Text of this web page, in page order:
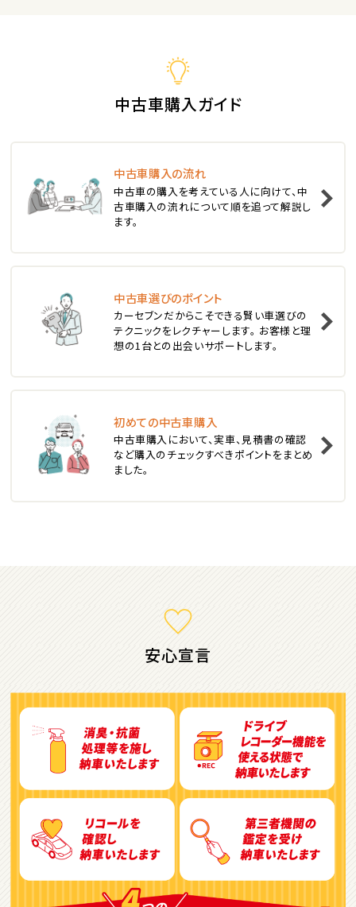
ホンダ
S660
1位
2位
スバル
レガシィツーリングワゴン
3位
トヨタ
カローラフィールダー
2
トヨタ
アルファード
位
トヨタ
ヴォクシー
ＳＵＶ・クロカン
中古車購入ガイド
中古車購入の流れ
中古車の購入を考えている人に向けて、中
古車購入の流れについて順を追って解説し
ます。
中古車選びのポイント
カーセブンだからこそできる賢い車選びの
テクニックをレクチャーします。 お客様と理
想の1台との出会いサポートします。
初めての中古車購入
中古車購入において、実車、見積書の確認
など購入のチェックすべきポイントをまとめ
ました。
安心宣言